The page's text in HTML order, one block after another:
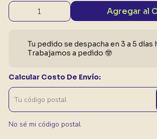
Agregar al
Tu pedido se despacha en 3 a 5 días
Trabajamos a pedido 🤓
Calcular Costo De Envío:
No sé mi código postal